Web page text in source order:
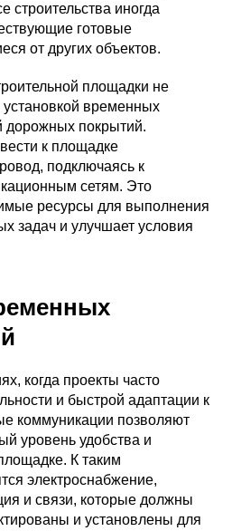
строительства иногда
готовые
от других объектов.
площадки не
установкой временных
дорожных покрытий.
к площадке
подключаясь к
сетям. Это
ресурсы для выполнения
задач и улучшает условия
когда проекты часто
и быстрой адаптации к
коммуникации позволяют
уровень удобства и
К таким
электроснабжение,
и связи, которые должны
и установлены для